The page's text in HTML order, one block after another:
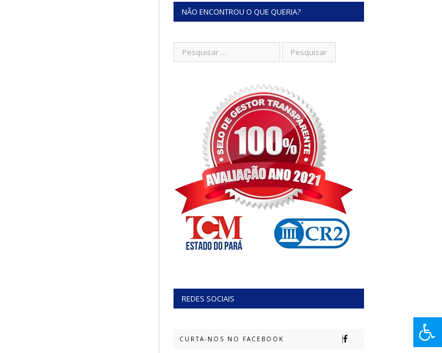
NÃO ENCONTROU O QUE QUERIA?
REDES SOCIAIS
CURTA-NOS NO FACEBOOK